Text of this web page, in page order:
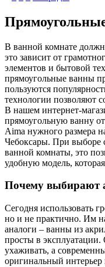
В ванной комнате
это зависит от
элементов и бытовой
прямоугольные ванны
пользуются
технологии позволяют
В нашем интернет-
прямоугольную ванну
Aima нужного размера
Чебоксары. При выборе
ванной комнаты, это
удобную модель,
Почему выбирают
Сегодня использовать
но и не практично. Им
аналоги – ванны из
просты в
ухаживать, а
оригинальный